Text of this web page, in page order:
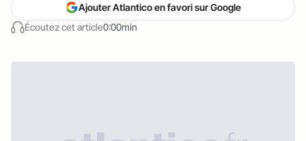
Écoutez cet article0:00min
Ajouter Atlantico en favori sur Google